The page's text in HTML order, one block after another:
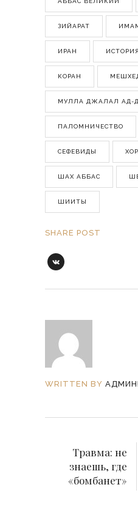
ЗИЙАРАТ
ИРАН ИСТОРИЯ
КОРАН
МУЛЛА ДЖАЛАЛ АД-
ПАЛОМНИЧЕСТВО
СЕФЕВИДЫ
ШАХ АББАС
ШИИТЫ
SHARE POST
WRITTEN BY
Травма: не
знаешь, где
«бомбанет»